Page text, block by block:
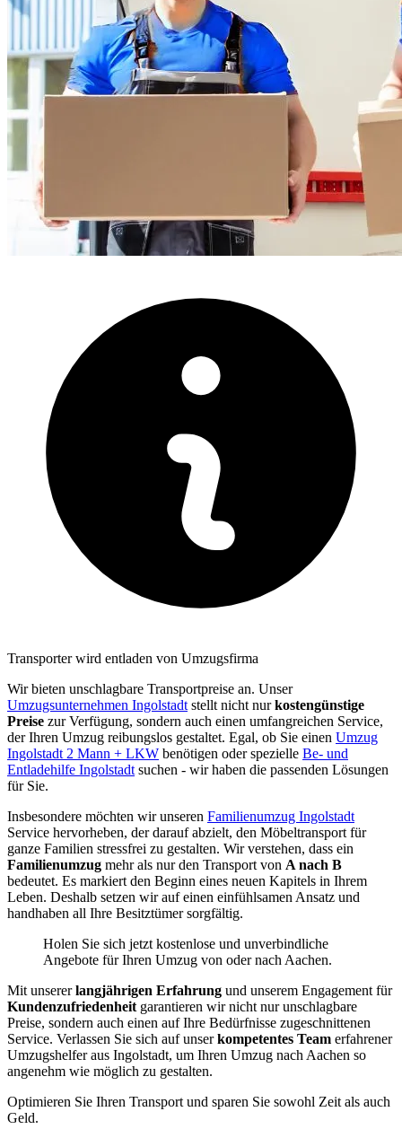
Transporter wird entladen von Umzugsfirma
Wir bieten unschlagbare Transportpreise an. Unser
Umzugsunternehmen Ingolstadt stellt nicht nurkostengünstige
Preise zur Verfügung, sondern auch einen umfangreichen Service,
der Ihren Umzug reibungslos gestaltet. Egal, ob Sie einen Umzug
Ingolstadt 2 Mann + LKW benötigen oder spezielle Be- und
Entladehilfe Ingolstadt suchen - wir haben die passenden Lösungen
für Sie.
Insbesondere möchten wir unseren Familienumzug Ingolstadt
Service hervorheben, der darauf abzielt, den Möbeltransport für
ganze Familien stressfrei zu gestalten. Wir verstehen, dass ein
Familienumzug mehr als nur den Transport von A nach B
bedeutet. Es markiert den Beginn eines neuen Kapitels in Ihrem
Leben. Deshalb setzen wir auf einen einfühlsamen Ansatz und
handhaben all Ihre Besitztümer sorgfältig.
Holen Sie sich jetzt kostenlose und unverbindliche
Angebote für Ihren Umzug von oder nach Aachen.
Mit unsererlangjährigen Erfahrung und unserem Engagement für
Kundenzufriedenheit garantieren wir nicht nur unschlagbare
Preise, sondern auch einen auf Ihre Bedürfnisse zugeschnittenen
Service. Verlassen Sie sich auf unserkompetentes Team erfahrener
Umzugshelfer aus Ingolstadt, um Ihren Umzug nach Aachen so
angenehm wie möglich zu gestalten.
Optimieren Sie Ihren Transport und sparen Sie sowohl Zeit als auch
Geld.